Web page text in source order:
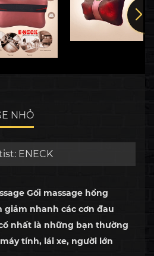
NHỎ
ENECK
Gối massage hồng
giảm nhanh các cơn đau
nhất là những bạn thường
tính, lái xe, người lớn